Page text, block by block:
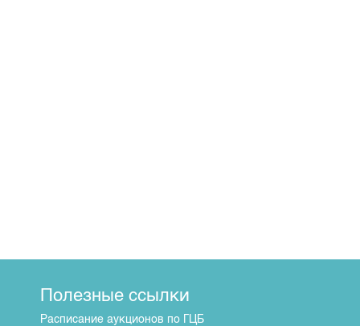
Полезные ссылки
Расписание аукционов по ГЦБ